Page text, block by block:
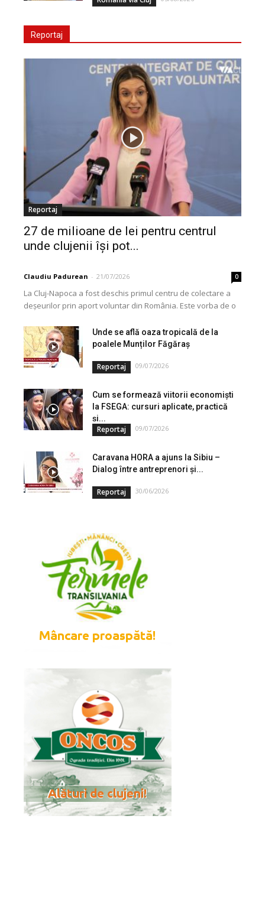
Reportaj
Reportaj
27 de milioane de lei pentru centrul
unde clujenii își pot...
Claudiu Padurean - 21/07/2026 0
La Cluj-Napoca a fost deschis primul centru de colectare a
deșeurilor prin aport voluntar din România. Este vorba de o
Unde se află oaza tropicală de la
poalele Munților Făgăraș
Reportaj 09/07/2026
Cum se formează viitorii economiști
la FSEGA: cursuri aplicate, practică
și...
Reportaj 09/07/2026
Caravana HORA a ajuns la Sibiu –
Dialog între antreprenori și...
Reportaj 30/06/2026